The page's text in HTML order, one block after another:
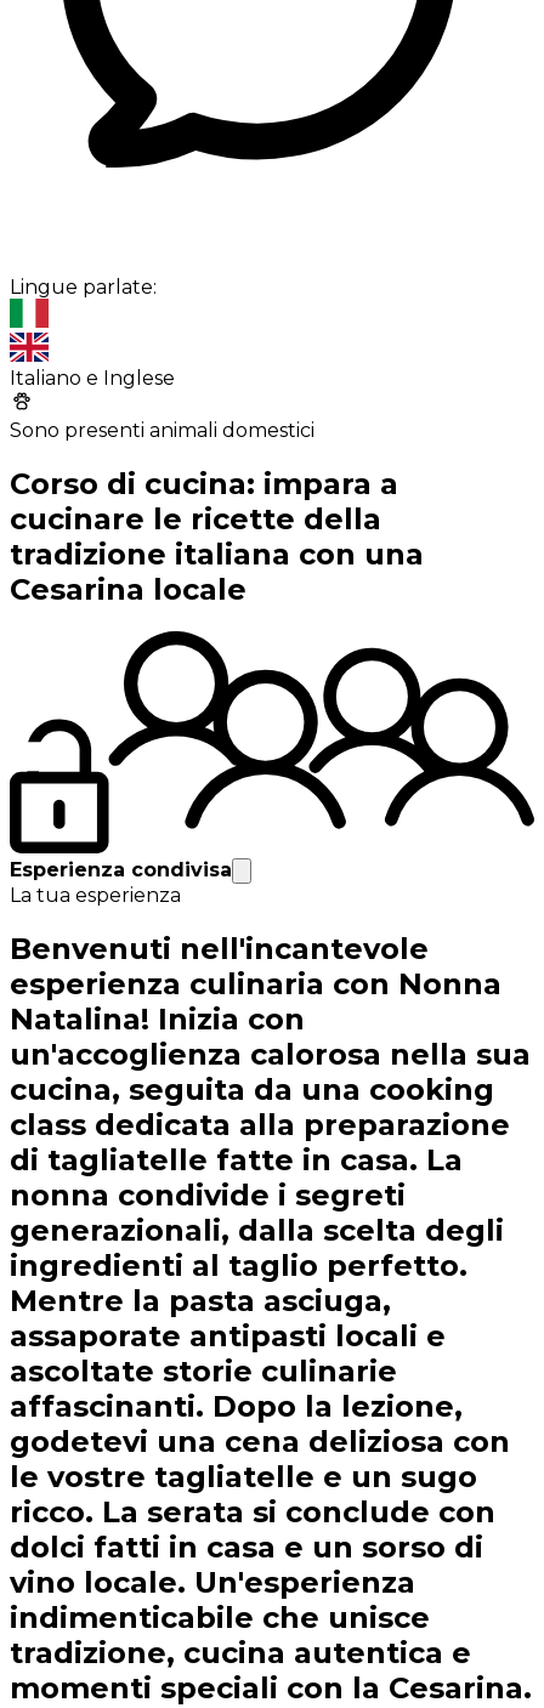
Lingue parlate:
Italiano e Inglese
Sono presenti animali domestici
Corso di cucina: impara a
cucinare le ricette della
tradizione italiana con una
Cesarina locale
Esperienza condivisa
La tua esperienza
Benvenuti nell'incantevole
esperienza culinaria con Nonna
Natalina! Inizia con
un'accoglienza calorosa nella sua
cucina, seguita da una cooking
class dedicata alla preparazione
di tagliatelle fatte in casa. La
nonna condivide i segreti
generazionali, dalla scelta degli
ingredienti al taglio perfetto.
Mentre la pasta asciuga,
assaporate antipasti locali e
ascoltate storie culinarie
affascinanti. Dopo la lezione,
godetevi una cena deliziosa con
le vostre tagliatelle e un sugo
ricco. La serata si conclude con
dolci fatti in casa e un sorso di
vino locale. Un'esperienza
indimenticabile che unisce
tradizione, cucina autentica e
momenti speciali con la Cesarina.